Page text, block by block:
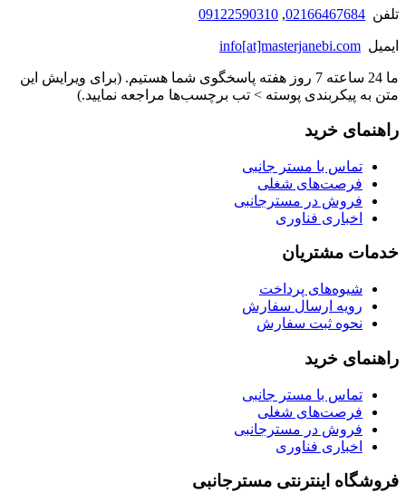
تلفن 02166467684
,
09122590310
ایمیل info[at]masterjanebi.com
ما 24 ساعته 7 روز هفته پاسخگوی شما هستیم. (برای ویرایش این
متن به پیکربندی پوسته > تب برچسب‌ها مراجعه نمایید.)
راهنمای خرید
تماس با مستر جانبی
فرصت‌های شغلی
فروش در مسترجانبی
اخباری فناوری
خدمات مشتریان
شیوه‌های پرداخت
رویه ارسال سفارش
نحوه ثبت سفارش
راهنمای خرید
تماس با مستر جانبی
فرصت‌های شغلی
فروش در مسترجانبی
اخباری فناوری
فروشگاه اینترنتی مسترجانبی